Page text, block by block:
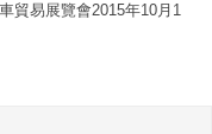
貿易展覽會2015年10月1